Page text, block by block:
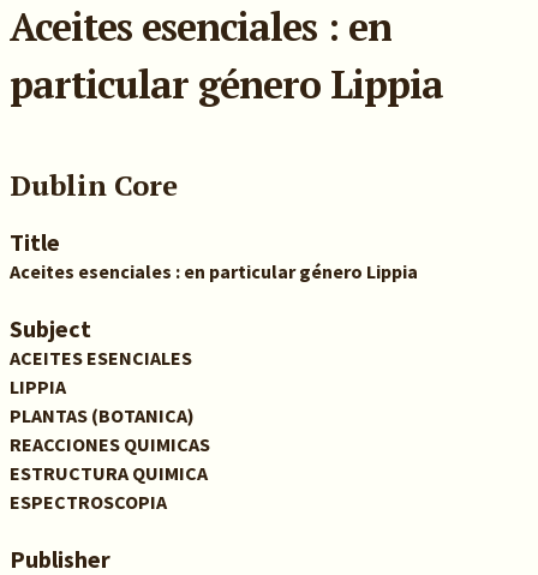
Aceites esenciales : en
particular género Lippia
Dublin Core
Title
Aceites esenciales : en particular género Lippia
Subject
ACEITES ESENCIALES
LIPPIA
PLANTAS (BOTANICA)
REACCIONES QUIMICAS
ESTRUCTURA QUIMICA
ESPECTROSCOPIA
Publisher